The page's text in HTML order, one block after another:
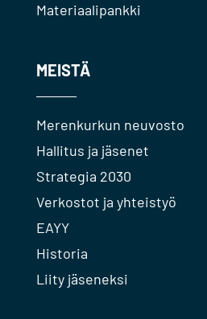
Materiaalipankki
MEISTÄ
Merenkurkun neuvosto
Hallitus ja jäsenet
Strategia 2030
Verkostot ja yhteistyö
EAYY
Historia
Liity jäseneksi